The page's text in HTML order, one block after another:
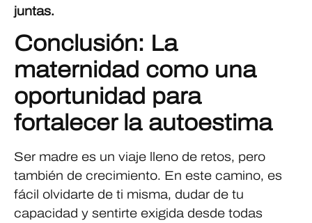
juntas.
Conclusión: La
maternidad como una
oportunidad para
fortalecer la autoestima
Ser madre es un viaje lleno de retos, pero
también de crecimiento. En este camino, es
fácil olvidarte de ti misma, dudar de tu
capacidad y sentirte exigida desde todas